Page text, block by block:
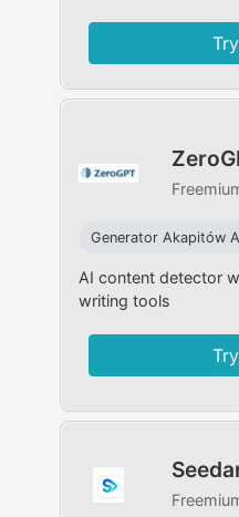
Generator Akapitów
AI content detector
writing tools